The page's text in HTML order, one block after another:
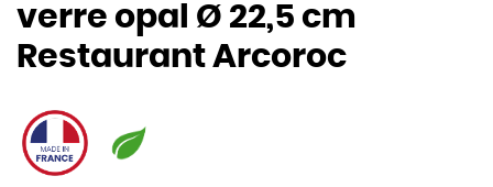
verre opal Ø 22,5 cm
Restaurant Arcoroc